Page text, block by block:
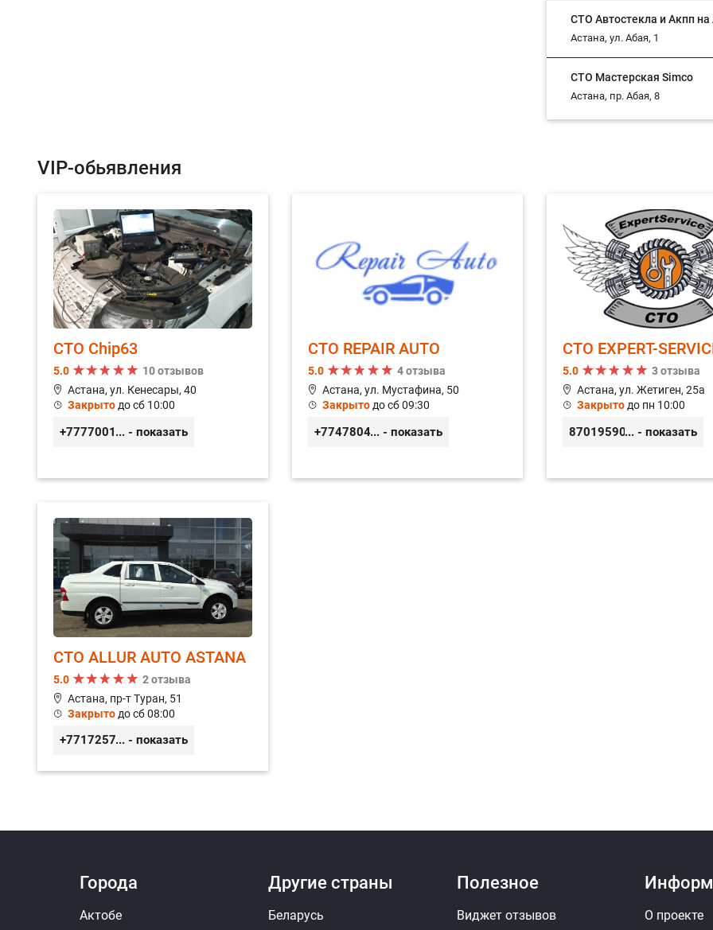
Замена воздушного
Замена выжимного
Замена дизельных
Замена заднего
Замена задних
Замена масла в
Замена масла в
Замена масла и
Замена масляного
Замена прокладки
СТО Автостекла и Акпп на
Астана, ул. Абая, 1
СТО Мастерская Simco
Астана, пр. Абая, 8
VIP-обьявления
СТО Chip63
5.0
10 отзывов
Астана, ул. Кенесары, 40
Закрыто до сб 10:00
+77770019318... - показать
СТО REPAIR AUTO
5.0
4 отзыва
Астана, ул. Мустафина, 50
Закрыто до сб 09:30
+77478040784... - показать
СТО EXPERT-
5.0
3 отзыва
Астана, ул. Жетиген, 25а
Закрыто до пн 10:00
87019590300... - показать
СТО ALLUR AUTO ASTANA
5.0
2 отзыва
Астана, пр-т Туран, 51
Закрыто до сб 08:00
+77172571571... - показать
Города
Актобе
Другие страны
Беларусь
Полезное
Виджет отзывов О проекте